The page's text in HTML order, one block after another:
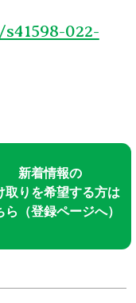
022-
新着情報の
取りを希望する方は
ら （登録ページへ）